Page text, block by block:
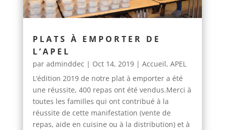
PLATS À EMPORTER DE
L’APEL
par adminddec | Oct 14, 2019| Accueil, APEL
L’édition 2019 de notre plat à emporter a été
une réussite, 400 repas ont été vendus.Merci à
toutes les familles qui ont contribué à la
réussite de cette manifestation (vente de
repas, aide en cuisine ou à la distribution) et à